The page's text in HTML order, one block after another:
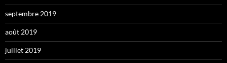
septembre 2019
août 2019
juillet 2019